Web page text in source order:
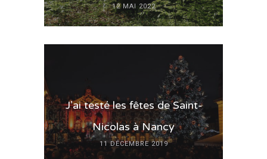
12 MAI 2022
J’ai testé les fêtes de Saint-
Nicolas à Nancy
11 DÉCEMBRE 2019